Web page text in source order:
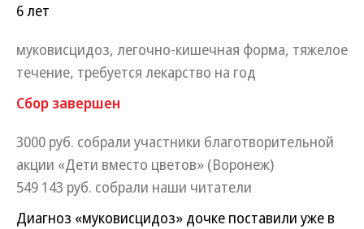
6 лет
муковисцидоз, легочно-кишечная форма, тяжелое
течение, требуется лекарство на год
Сбор завершен
3000 руб. собрали участники благотворительной
акции «Дети вместо цветов» (Воронеж)
549 143 руб. собрали наши читатели
Диагноз «муковисцидоз» дочке поставили уже в